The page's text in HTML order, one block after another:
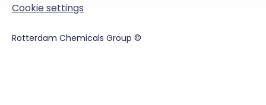
Rotterdam Chemicals Group ©
Cookie settings